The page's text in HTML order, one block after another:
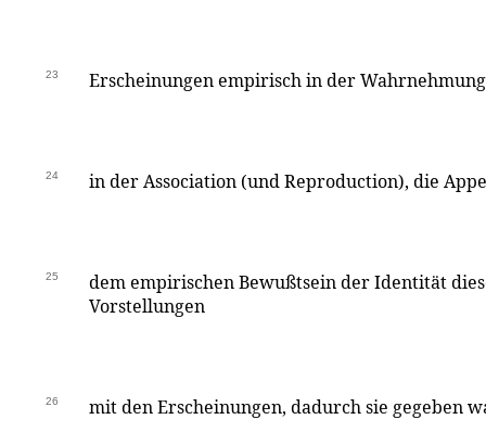
23 Erscheinungen empirisch in der
24 in der Association (und Reproduction), die
25
dem empirischen Bewußtsein der Identität
Vorstellungen
26 mit den Erscheinungen, dadurch sie gegeben